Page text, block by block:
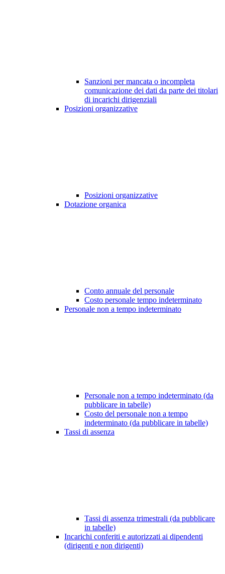
Sanzioni per mancata o incompleta
comunicazione dei dati da parte dei titolari
di incarichi dirigenziali
Posizioni organizzative
Posizioni organizzative
Dotazione organica
Conto annuale del personale
Costo personale tempo indeterminato
Personale non a tempo indeterminato
Personale non a tempo indeterminato (da
pubblicare in tabelle)
Costo del personale non a tempo
indeterminato (da pubblicare in tabelle)
Tassi di assenza
Tassi di assenza trimestrali (da pubblicare
in tabelle)
Incarichi conferiti e autorizzati ai dipendenti
(dirigenti e non dirigenti)